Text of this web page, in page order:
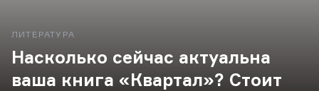
ЛИТЕРАТУРА
Насколько сейчас актуальна
ваша книга «Квартал»? Стоит